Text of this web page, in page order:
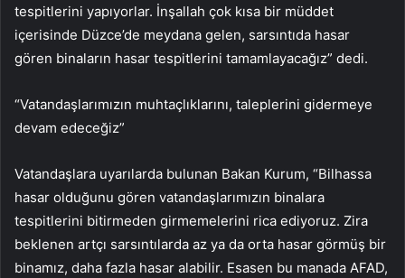
tespitlerini yapıyorlar. İnşallah çok kısa bir müddet
içerisinde Düzce’de meydana gelen, sarsıntıda hasar
gören binaların hasar tespitlerini tamamlayacağız” dedi.
“Vatandaşlarımızın muhtaçlıklarını, taleplerini gidermeye
devam edeceğiz”
Vatandaşlara uyarılarda bulunan Bakan Kurum, “Bilhassa
hasar olduğunu gören vatandaşlarımızın binalara
tespitlerini bitirmeden girmemelerini rica ediyoruz. Zira
beklenen artçı sarsıntılarda az ya da orta hasar görmüş bir
binamız, daha fazla hasar alabilir. Esasen bu manada AFAD,